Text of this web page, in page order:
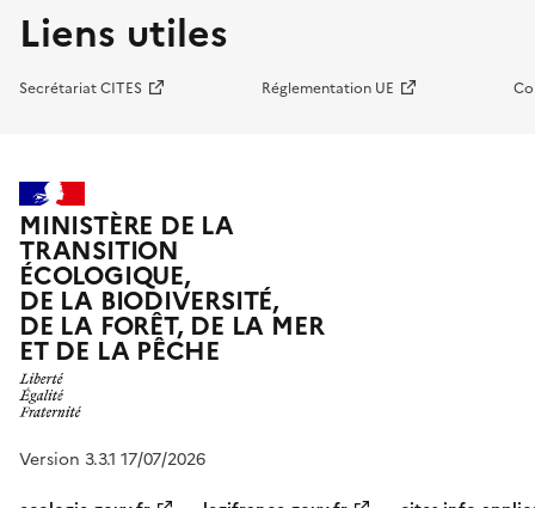
Liens utiles
Secrétariat CITES Réglementation UE
MINISTÈRE DE LA
TRANSITION
ÉCOLOGIQUE,
DE LA BIODIVERSITÉ,
DE LA FORÊT, DE LA MER
ET DE LA PÊCHE
Version 3.3.1 17/07/2026